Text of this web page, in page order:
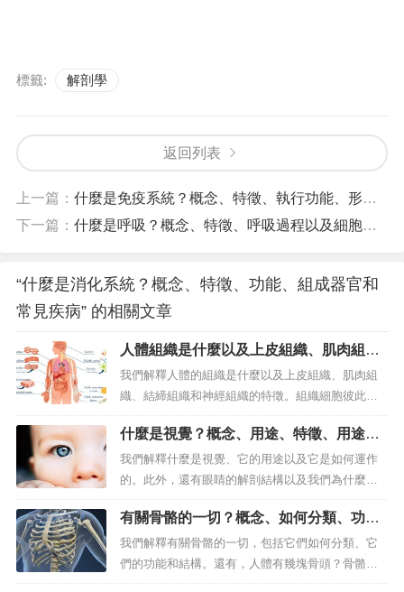
標籤: 解剖學
返回列表
上一篇： 什麼是免疫系統？概念、特徵、執行功能、形成和疾病損害
下一篇： 什麼是呼吸？概念、特徵、呼吸過程以及細胞呼吸
“什麼是消化系統？概念、特徵、功能、組成器官和
常見疾病” 的相關文章
人體組織是什麼以及上皮組織、肌肉組
織、結締組織和神經組織的特徵
我們解釋人體的組織是什麼以及上皮組織、肌肉組
織、結締組織和神經組織的特徵。組織細胞彼此牢
固連接。人體有哪些組織？在生物學和醫學中，
「組織」一詞通常指由大量規則分佈的細胞組成的
有機材料，這些細胞共同實現相同的特定目的並具
有共同的胚胎起源。簡單來說，組織是身體的肉或
肉質類型，由不同類型但具有相同生理目的...
什麼是視覺？概念、用途、特徵、用途、
運作和眼睛結構
我們解釋什麼是視覺、它的用途以及它是如何運作
的。此外，還有眼睛的解剖結構以及我們為什麼能
看到顏色。對人類來說，視覺才是最重要的感官。
什麼是既視感？我們將視覺、視覺感知或視感稱為
人類和許多動物感知周圍現實的五種感覺之一。就
我們人類而言，視覺是最重要、最優先的感官，不
僅用於觀察環境和對話者，也用於閱讀和...
有關骨骼的一切？概念、如何分類、功能
和結構、人體有幾塊骨頭？
我們解釋有關骨骼的一切，包括它們如何分類、它
們的功能和結構。還有，人體有幾塊骨頭？骨骼是
人體最堅硬、最有抵抗力的部分。什麼是骨頭？骨